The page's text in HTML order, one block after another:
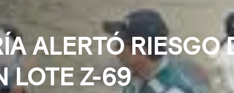
ALERTÓ RIESGO
LOTE Z-69